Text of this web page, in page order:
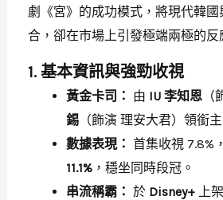
劇《宮》的成功模式，將現代韓
合，卻在市場上引發極端兩極的反
1. 基本資訊與強勁收視
黃金卡司： 由 IU 李知恩（
錫（飾演 理安大君）領銜主
數據表現： 首集收視 7.8%
11.1%，穩坐同時段冠。
串流稱霸： 於 Disney+上架